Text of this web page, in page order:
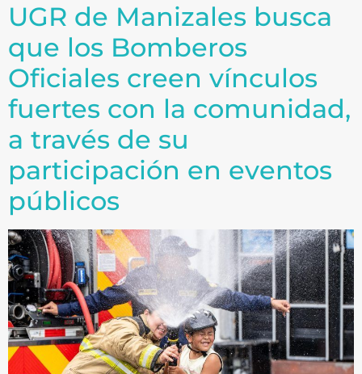
UGR de Manizales busca
que los Bomberos
Oficiales creen vínculos
fuertes con la comunidad,
a través de su
participación en eventos
públicos